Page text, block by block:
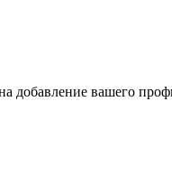
добавление вашего